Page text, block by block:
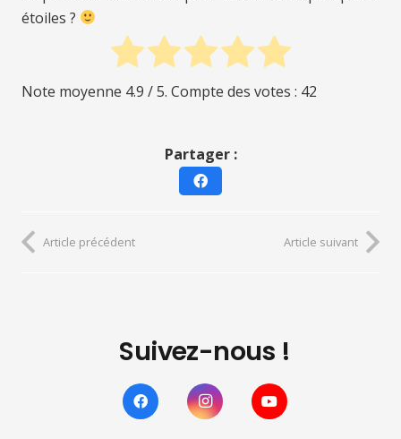
étoiles ?
Note moyenne 4.9 / 5. Compte des votes : 42
Partager :
Article précédent Article suivant
Suivez-nous !